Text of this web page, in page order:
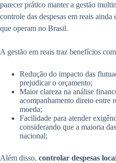
parecer prático manter a gestão
controle das despesas em reais ainda
que operam no Brasil.
A gestão em reais traz benefícios
Redução do impacto das
prejudicar o orçamento;
Maior clareza na análise
acompanhamento direto entre
moeda;
Facilidade para atender
considerando que a maioria
nacional;
Além disso, controlar despesas